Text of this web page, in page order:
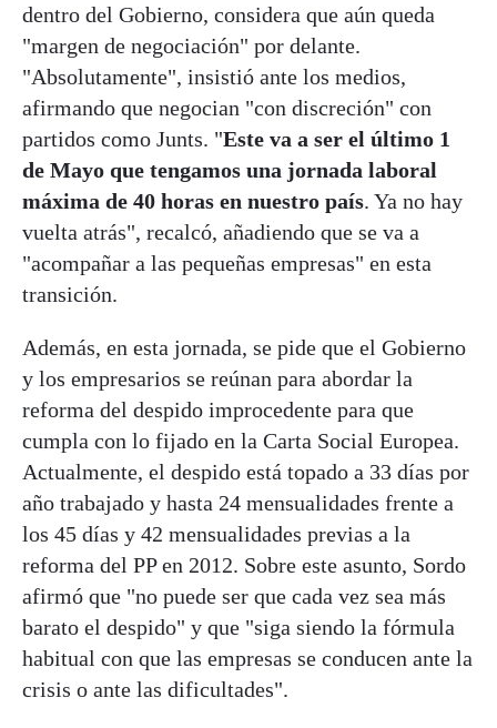
dentro del Gobierno, considera que aún queda
"margen de negociación" por delante.
"Absolutamente", insistió ante los medios,
afirmando que negocian "con discreción" con
partidos como Junts. "Este va a ser el último 1
de Mayo que tengamos una jornada laboral
máxima de 40 horas en nuestro país. Ya no hay
vuelta atrás", recalcó, añadiendo que se va a
"acompañar a las pequeñas empresas" en esta
transición.
Además, en esta jornada, se pide que el Gobierno
y los empresarios se reúnan para abordar la
reforma del despido improcedente para que
cumpla con lo fijado en la Carta Social Europea.
Actualmente, el despido está topado a 33 días por
año trabajado y hasta 24 mensualidades frente a
los 45 días y 42 mensualidades previas a la
reforma del PP en 2012. Sobre este asunto, Sordo
afirmó que "no puede ser que cada vez sea más
barato el despido" y que "siga siendo la fórmula
habitual con que las empresas se conducen ante la
crisis o ante las dificultades".